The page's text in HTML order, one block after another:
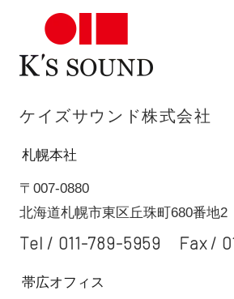
ケイズサウンド株式会社
札幌本社
〒007-0880
北海道札幌市東区丘珠町680番地2
Tel / 011-789-5959 Fax /
帯広オフィス